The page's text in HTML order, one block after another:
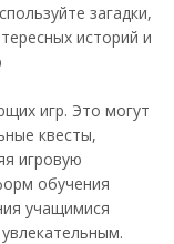
загадки,
историй и
игр. Это могут
квесты,
игровую
обучения
учащимися